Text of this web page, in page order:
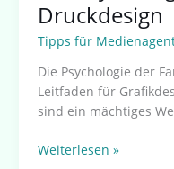
Druckdesign
Tipps für
Die Psychologie der
Leitfaden für
sind ein mächtiges
Weiterlesen »